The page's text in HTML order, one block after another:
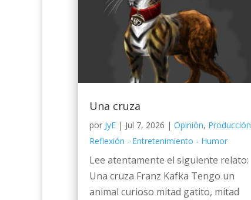
Una cruza
por JyE | Jul 7, 2026 | Opinión, Producción
Reflexión - Entretenimiento - Humor
Lee atentamente el siguiente relato:
Una cruza Franz Kafka Tengo un
animal curioso mitad gatito, mitad